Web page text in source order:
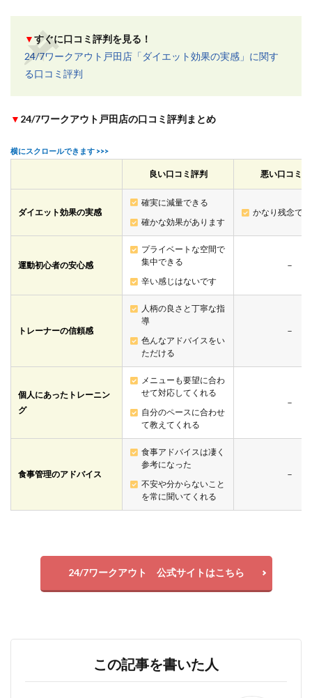
▼すぐに口コミ評判を見る！
24/7ワークアウト戸田店「ダイエット効果の実感」に関す
る口コミ評判
▼ 24/7ワークアウト戸田店の口コミ評判まとめ
良い口コミ評判 悪い口コミ評
ダイエット効果の実感
確実に減量できる
確かな効果があります
かなり残念で
運動初心者の安心感
プライベートな空間で
集中できる
辛い感じはないです
－
トレーナーの信頼感
人柄の良さと丁寧な指
導
色んなアドバイスをい
ただける
－
個人にあったトレーニン
グ
メニューも要望に合わ
せて対応してくれる
自分のペースに合わせ
て教えてくれる
－
食事管理のアドバイス
食事アドバイスは凄く
参考になった
不安や分からないこと
を常に聞いてくれる
－
24/7ワークアウト 公式サイトはこちら
この記事を書いた人